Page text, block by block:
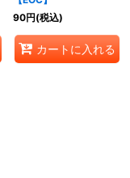
90円(税込)
カートに入れる